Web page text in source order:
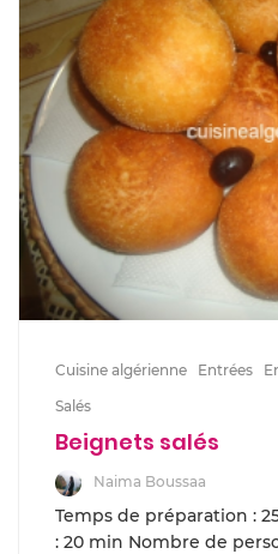
Cuisine algérienne Entrées
Salés
Beignets salés
Naima Boussaa
Temps de préparation :
: 20 min Nombre de